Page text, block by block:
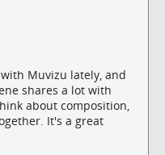
Muvizu lately, and
shares a lot with
about composition,
It's a great